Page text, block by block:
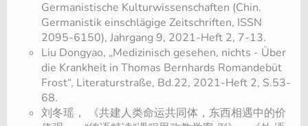
Germanistische Kulturwissenschaften (Chin.
Germanistik einschlägige Zeitschriften, ISSN
2095-6150), Jahrgang 9, 2021-Heft 2, 7-13.
Liu Dongyao, „Medizinisch gesehen, nichts - Über
die Krankheit in Thomas Bernhards Romandebüt
Frost“, Literaturstraße, Bd.22, 2021-Heft 2, S.53-
68.
刘冬瑶， 《共建人类命运共同体，东西相遇中的价